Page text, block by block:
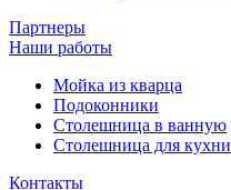
Партнеры
Наши работы
Мойка из кварца
Подоконники
Столешница в ванную
Столешница для кухни
Контакты